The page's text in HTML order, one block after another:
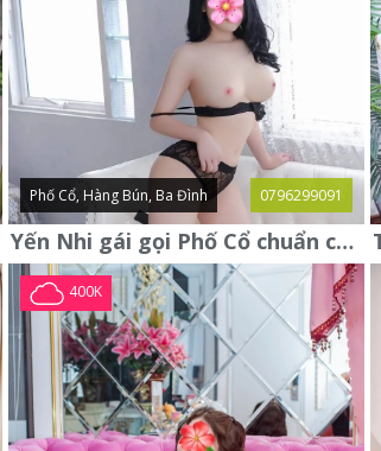
Phố Cổ, Hàng Bún, Ba Đình 0796299091
Yến Nhi gái gọi Phố Cổ chuẩn chất ngon ngoan xinh yêu lần đầu lên
400K